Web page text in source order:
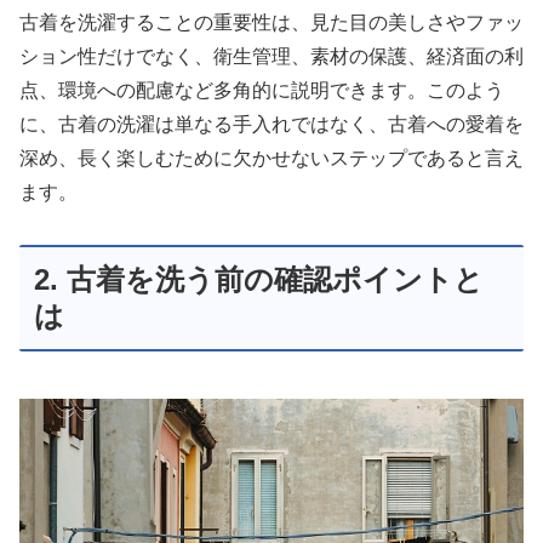
古着を洗濯することの重要性は、見た目の美しさやファッ
ション性だけでなく、衛生管理、素材の保護、経済面の利
点、環境への配慮など多角的に説明できます。このよう
に、古着の洗濯は単なる手入れではなく、古着への愛着を
深め、長く楽しむために欠かせないステップであると言え
ます。
2. 古着を洗う前の確認ポイントと
は